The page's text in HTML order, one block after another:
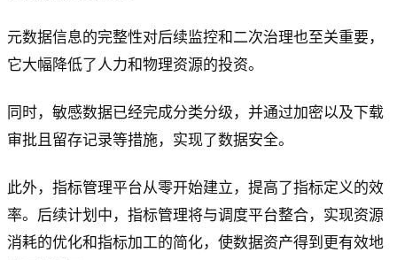
元数据信息的完整性对后续监控和二次治理也至关重要，
它大幅降低了人力和物理资源的投资。
同时，敏感数据已经完成分类分级，并通过加密以及下载
审批且留存记录等措施，实现了数据安全。
此外，指标管理平台从零开始建立，提高了指标定义的效
率。后续计划中，指标管理将与调度平台整合，实现资源
消耗的优化和指标加工的简化，使数据资产得到更有效地